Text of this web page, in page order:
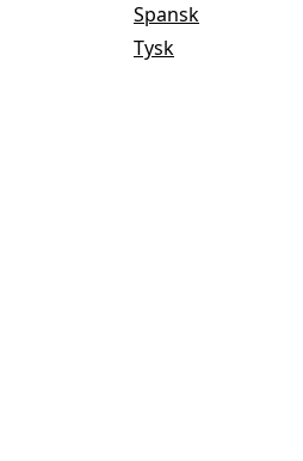
Spansk
Tysk